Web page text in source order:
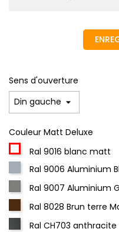
Sens d'ouverture
Couleur Matt Deluxe
Ral 9016 blanc matt
Ral 9006 Aluminium
Ral 9007 Aluminium
Ral 8028 Brun terre
Ral CH703